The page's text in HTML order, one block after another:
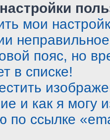
мои
пояс, но
в списке!
и как я могу
по ссылке